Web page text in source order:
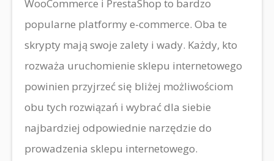
WooCommerce i PrestaShop to bardzo
popularne platformy e-commerce. Oba te
skrypty mają swoje zalety i wady. Każdy, kto
rozważa uruchomienie sklepu internetowego
powinien przyjrzeć się bliżej możliwościom
obu tych rozwiązań i wybrać dla siebie
najbardziej odpowiednie narzędzie do
prowadzenia sklepu internetowego.